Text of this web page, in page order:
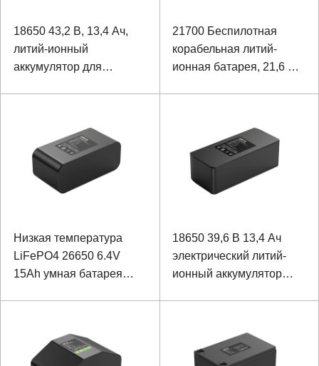
18650 43,2 В, 13,4 Ач,
литий-ионный
аккумулятор для
21700 Беспилотная
корабельная литий-
ионная батарея, 21,6 В,
Низкая температура
LiFePO4 26650 6.4V
15Ah умная батарея
18650 39,6 В 13,4 Ач
электрический литий-
ионный аккумулятор